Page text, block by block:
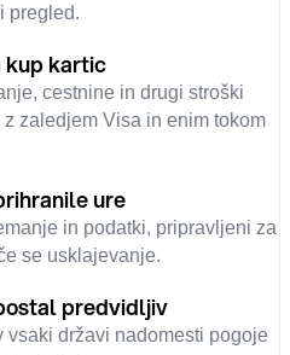
pregled.
kup kartic
cestnine in drugi stroški
zaledjem Visa in enim tokom
ure
in podatki, pripravljeni za
se usklajevanje.
predvidljiv
državi nadomesti pogoje